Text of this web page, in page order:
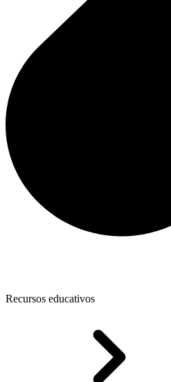
Recursos educativos